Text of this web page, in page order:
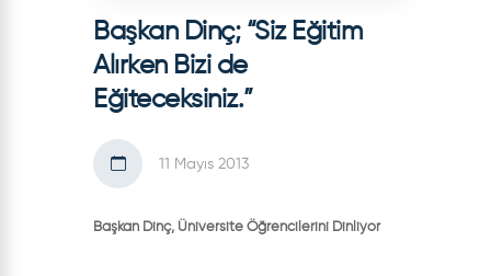
Başkan Dinç; “Siz Eğitim
Alırken Bizi de
Eğiteceksiniz.”
11 Mayıs 2013
Başkan Dinç, Üniversite Öğrencilerini Dinliyor